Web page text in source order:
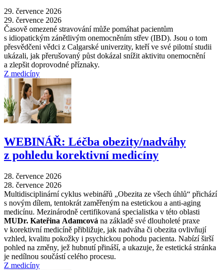
29. července 2026
29. července 2026
Časově omezené stravování může pomáhat pacientům
s idiopatickým zánětlivým onemocněním střev (IBD). Jsou o tom
přesvědčeni vědci z Calgarské univerzity, kteří ve své pilotní studii
ukázali, jak přerušovaný půst dokázal snížit aktivitu onemocnění
a zlepšit doprovodné příznaky.
Z medicíny
WEBINÁŘ: Léčba obezity/nadváhy
z pohledu korektivní medicíny
28. července 2026
28. července 2026
Multidisciplinární cyklus webinářů „Obezita ze všech úhlů“ přichází
s novým dílem, tentokrát zaměřeným na estetickou a anti-aging
medicínu. Mezinárodně certifikovaná specialistka v této oblasti
MUDr. Kateřina Adamcová na základě své dlouholeté praxe
v korektivní medicíně přibližuje, jak nadváha či obezita ovlivňují
vzhled, kvalitu pokožky i psychickou pohodu pacienta. Nabízí širší
pohled na změny, jež hubnutí přináší, a ukazuje, že estetická stránka
je nedílnou součástí celého procesu.
Z medicíny